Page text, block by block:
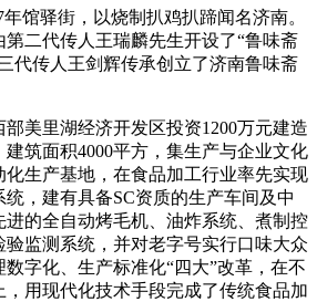
馆驿街，以烧制扒鸡扒蹄闻名济南。
第二代传人王瑞麟先生开设了“鲁味斋
代传人王剑辉传承创立了济南鲁味斋
部美里湖经济开发区投资1200万元建造
建筑面积4000平方，集生产与企业文化
化生产基地，在食品加工行业率先实现
，建有具备SC资质的生产车间及中
的全自动烤毛机、油炸系统、煮制控
监测系统，并对老字号实行口味大众
字化、生产标准化“四大”改革，在不
用现代化技术手段完成了传统食品加